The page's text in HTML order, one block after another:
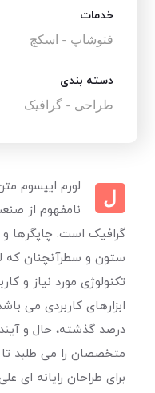
خدمات
فتوشاپ - اسکچ
دسته بندی
طراحی - گرافیک
ل
لورم ایپسوم
نامفهوم از
گرافیک است. چاپگرها و
ستون و سطرآنچنان که
تکنولوژی مورد نیاز و
ابزارهای کاربردی می
درصد گذشته، حال و
متخصصان را می طلبد تا
برای طراحان رایانه ای